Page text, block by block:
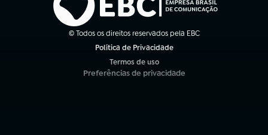
© Todos os direitos reservados pela EBC
Política de Privacidade
Termos de uso
(abre em nova aba)
Preferências de privacidade